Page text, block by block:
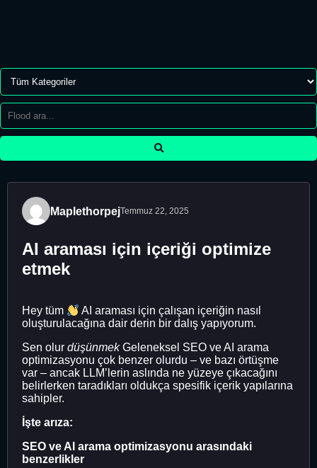
MaplethorpejTemmuz 22, 2025
AI araması için içeriği optimize
etmek
Hey tüm
AI araması için çalışan içeriğin nasıl
oluşturulacağına dair derin bir dalış yapıyorum.
Sen olur düşünmekGeleneksel SEO ve AI arama
optimizasyonu çok benzer olurdu – ve bazı örtüşme
var – ancak LLM’lerin aslında ne yüzeye çıkacağını
belirlerken taradıkları oldukça spesifik içerik yapılarına
sahipler.
İşte arıza:
SEO ve AI arama optimizasyonu arasındaki
benzerlikler